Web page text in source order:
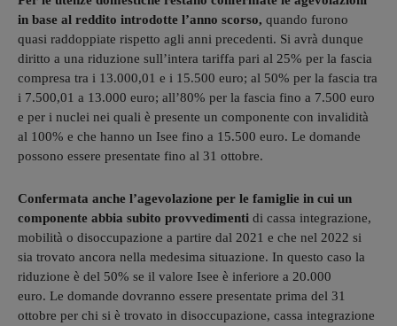
in base al reddito introdotte l’anno scorso, quando furono
quasi raddoppiate rispetto agli anni precedenti. Si avrà dunque
diritto a una riduzione sull’intera tariffa pari al 25% per la fascia
compresa tra i 13.000,01 e i 15.500 euro; al 50% per la fascia tra
i 7.500,01 a 13.000 euro; all’80% per la fascia fino a 7.500 euro
e per i nuclei nei quali è presente un componente con invalidità
al 100% e che hanno un Isee fino a 15.500 euro. Le domande
possono essere presentate fino al 31 ottobre.
Confermata anche l’agevolazione per le famiglie in cui un
componente abbia subito provvedimenti di cassa integrazione,
mobilità o disoccupazione a partire dal 2021 e che nel 2022 si
sia trovato ancora nella medesima situazione. In questo caso la
riduzione è del 50% se il valore Isee è inferiore a 20.000
euro. Le domande dovranno essere presentate prima del 31
ottobre per chi si è trovato in disoccupazione, cassa integrazione